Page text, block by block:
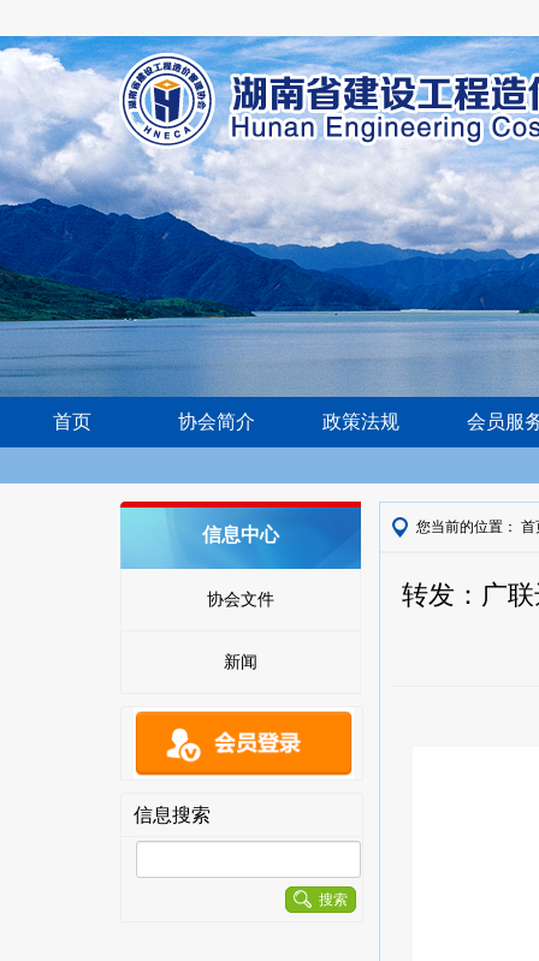
首页 协会简介 政策法规 会员服
信息中心
协会文件
新闻
信息搜索
搜索
您当前的位置： 首
转发：广